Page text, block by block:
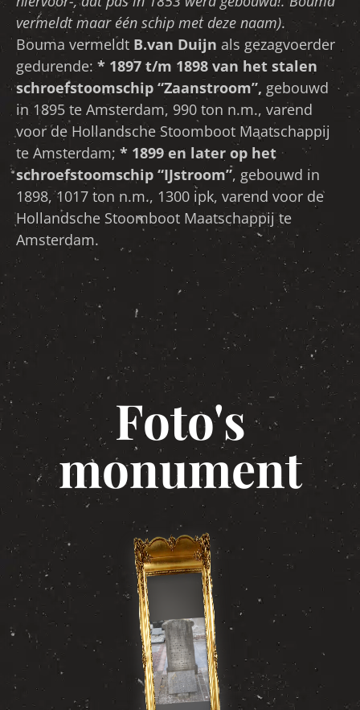
vermeldt maar één schip met deze naam).
Bouma vermeldt B.van Duijn als gezagvoerder
gedurende: * 1897 t/m 1898 van het stalen
schroefstoomschip “Zaanstroom”, gebouwd
in 1895 te Amsterdam, 990 ton n.m., varend
voor de Hollandsche Stoomboot Maatschappij
te Amsterdam; * 1899 en later op het
schroefstoomschip “IJstroom”, gebouwd in
1898, 1017 ton n.m., 1300 ipk, varend voor de
Hollandsche Stoomboot Maatschappij te
Amsterdam.
Foto's
monument